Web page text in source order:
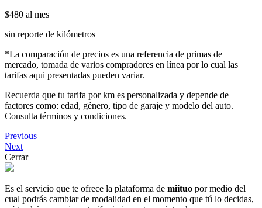
$480 al mes
sin reporte de kilómetros
*La comparación de precios es una referencia de primas de
mercado, tomada de varios compradores en línea por lo cual las
tarifas aqui presentadas pueden variar.
Recuerda que tu tarifa por km es personalizada y depende de
factores como: edad, género, tipo de garaje y modelo del auto.
Consulta términos y condiciones.
Previous
Next
Cerrar
Es el servicio que te ofrece la plataforma de miituo por medio del
cual podrás cambiar de modalidad en el momento que tú lo decidas,